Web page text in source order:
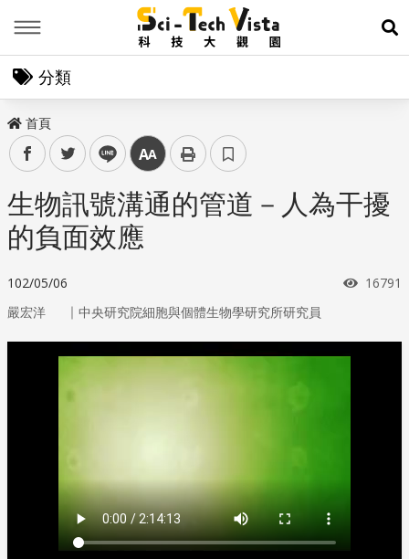
展
分類
首頁
facebooktwitter line 中
生物訊號溝通的管道－人為干擾
的負面效應
102/05/06 瀏覽次
16791
嚴宏洋 ｜ 中央研究院細胞與個體生物學研究所研究員